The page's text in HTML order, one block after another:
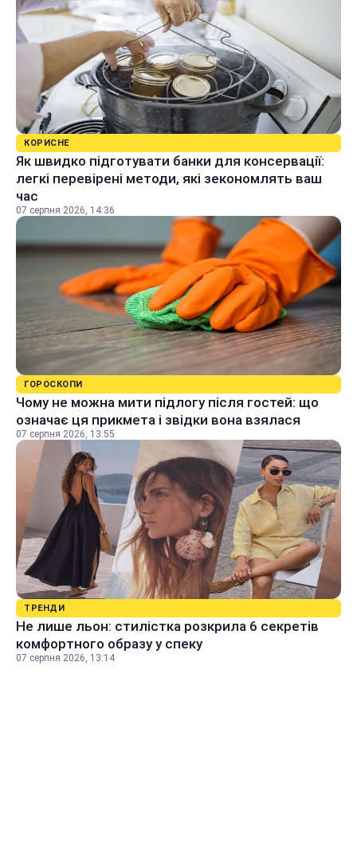
КОРИСНЕ
Як швидко підготувати банки для консервації:
легкі перевірені методи, які зекономлять ваш
час
07 серпня 2026, 14:36
ГОРОСКОПИ
Чому не можна мити підлогу після гостей: що
означає ця прикмета і звідки вона взялася
07 серпня 2026, 13:55
ТРЕНДИ
Не лише льон: стилістка розкрила 6 секретів
комфортного образу у спеку
07 серпня 2026, 13:14